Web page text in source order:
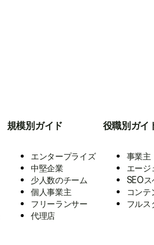
規模別ガイド
エンタープライズ
中堅企業
少人数のチーム
個人事業主
フリーランサー
代理店
役職別ガイ
事業主
エージ
SEOス
コンテ
フルス